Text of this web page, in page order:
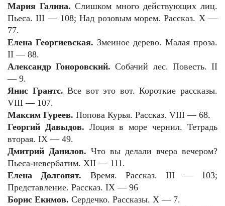
Мария Галина.Слишком много действующих лиц.
Пьеса. III — 108; Над розовым морем. Рассказ. X —
77.
Елена Георгиевская. Змеиное дерево. Малая проза.
II — 88.
Александр Гоноровский.Собачий лес. Повесть. II
— 9.
Янис Грантс.Все вот это вот. Короткие рассказы.
VIII — 107.
Максим Гуреев. Попова Курья. Рассказ. VIII — 68.
Георгий Давыдов. Лоция в море чернил. Тетрадь
вторая. IX — 49.
Дмитрий Данилов. Что вы делали вчера вечером?
Пьеса-невербатим. XII — 111.
Елена Долгопят. Время. Рассказ. III — 103;
Представление. Рассказ. IX — 96
Борис Екимов. Сердечко. Рассказы. X — 7.